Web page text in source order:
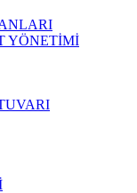
YÖNETİMİ